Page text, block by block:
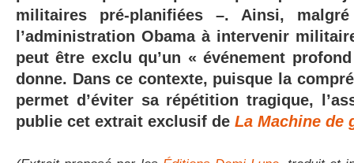
militaires pré-planifiées –. Ainsi,
l’administration Obama à intervenir
peut être exclu qu’un « événement
donne. Dans ce contexte, puisque la
permet d’éviter sa répétition tragique,
publie cet extrait exclusif de La Machine de